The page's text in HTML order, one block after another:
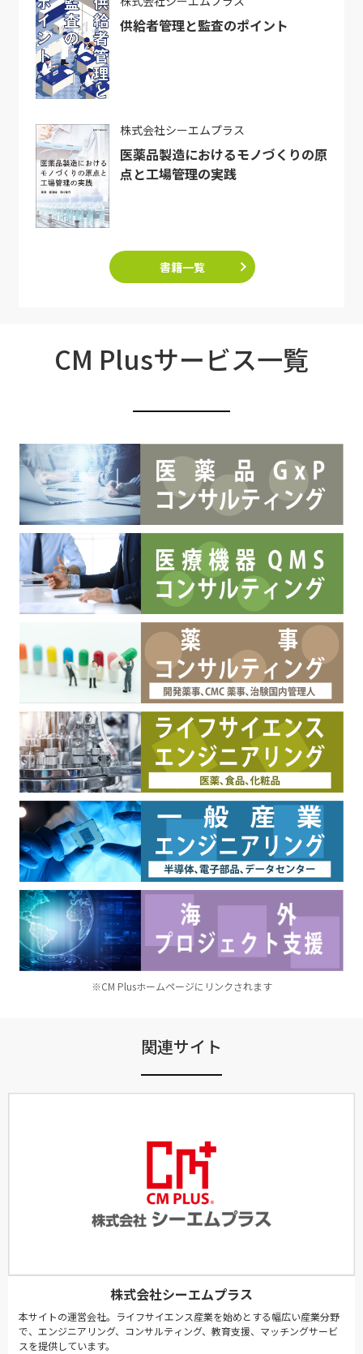
供給者管理と監査のポイント
株式会社シーエムプラス
医薬品製造におけるモノづくりの原
点と工場管理の実践
書籍一覧
CM Plusサービス一覧
※CM Plusホームページにリンクされます
関連サイト
株式会社シーエムプラス
本サイトの運営会社。ライフサイエンス産業を始めとする幅広い産業分野
で、エンジニアリング、コンサルティング、教育支援、マッチングサービ
スを提供しています。